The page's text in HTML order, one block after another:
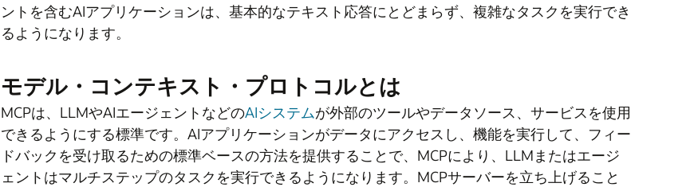
ントを含むAIアプリケーションは、基本的なテキスト応答にとどまらず、複雑なタスクを実行でき
るようになります。
モデル・コンテキスト・プロトコルとは
MCPは、LLMやAIエージェントなどのAIシステムが外部のツールやデータソース、サービスを使用
できるようにする標準です。AIアプリケーションがデータにアクセスし、機能を実行して、フィー
ドバックを受け取るための標準ベースの方法を提供することで、MCPにより、LLMまたはエージ
ェントはマルチステップのタスクを実行できるようになります。MCPサーバーを立ち上げること